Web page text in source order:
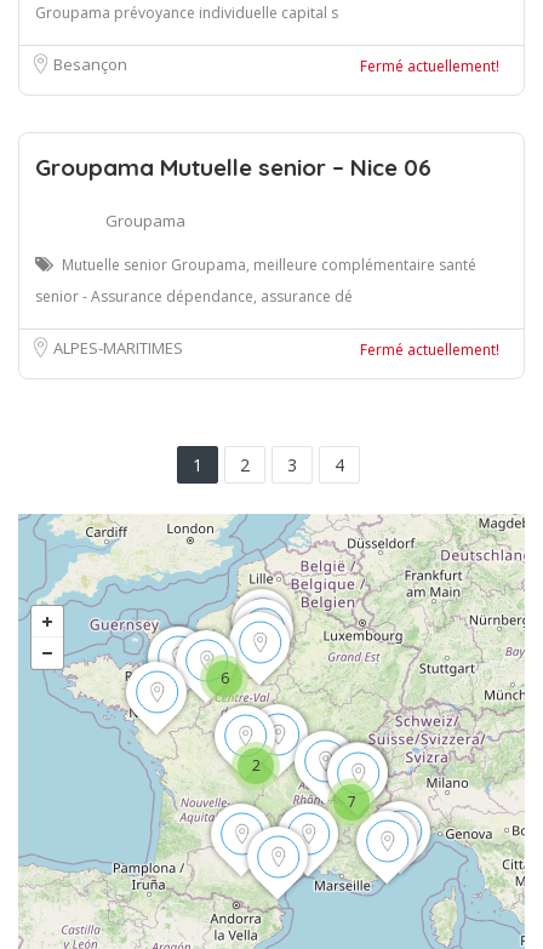
Groupama prévoyance individuelle capital s
Besançon Fermé actuellement!
Groupama Mutuelle senior – Nice 06
Groupama
Mutuelle senior Groupama, meilleure complémentaire santé
senior - Assurance dépendance, assurance dé
ALPES-MARITIMES Fermé actuellement!
1 2 3 4
2
6
7